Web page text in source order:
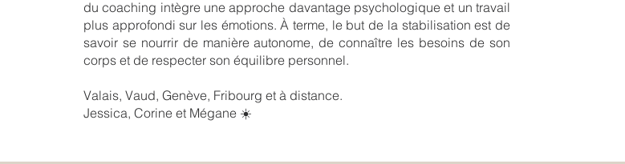
du coaching intègre une approche davantage psychologique et un travail
plus approfondi sur les émotions. À terme, le but de la stabilisation est de
savoir se nourrir de manière autonome, de connaître les besoins de son
corps et de respecter son équilibre personnel.
Valais, Vaud, Genève, Fribourg et à distance.
Jessica, Corine et Mégane ☀️